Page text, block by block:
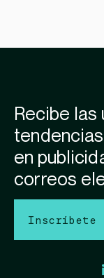
Recibe las
en
correos
Inscríbete